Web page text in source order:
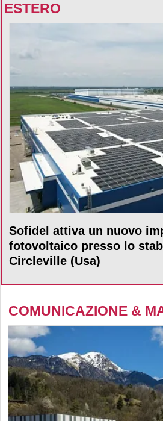
ESTERO
Sofidel attiva un nuovo
fotovoltaico presso lo
Circleville (Usa)
COMUNICAZIONE &